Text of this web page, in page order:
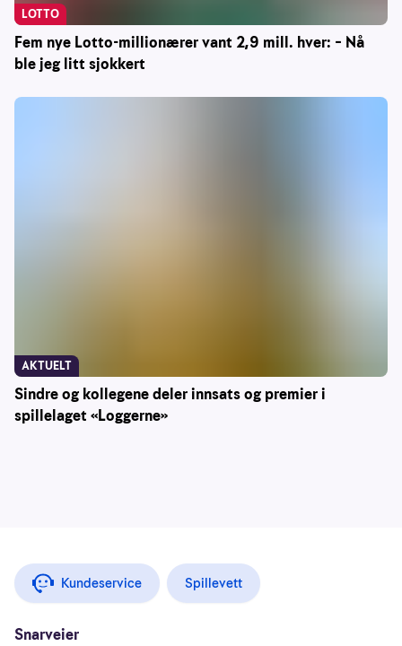
Fem nye Lotto-millionærer vant 2,9 mill. hver: – Nå
ble jeg litt sjokkert
LOTTO
Sindre og kollegene deler innsats og premier i
spillelaget «Loggerne»
AKTUELT
Kundeservice Spillevett
Snarveier